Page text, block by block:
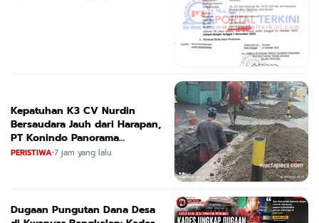
Kepatuhan K3 CV Nurdin
Bersaudara Jauh dari Harapan,
PT Konindo Panorama
Konsultan Dituding Lalai Awasi
PERISTIWA•7 jam yang lalu
Dugaan Pungutan Dana Desa